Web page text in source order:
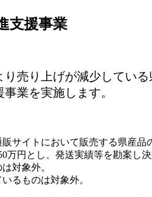
支援事業
売り上げが減少している
業を実施します。
サイトにおいて販売する県産品
円とし、発送実績等を勘案し決
対象外。
るものは対象外。